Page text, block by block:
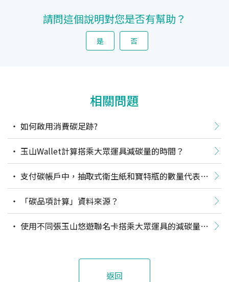
請問這個說明對您是否有幫助？
是 否
相關問題
如何啟用消費碳足跡?
玉山Wallet計算搭乘大眾運具減碳量的時間？
意思是什麼？
「碳品項計算」資料來源？
返回